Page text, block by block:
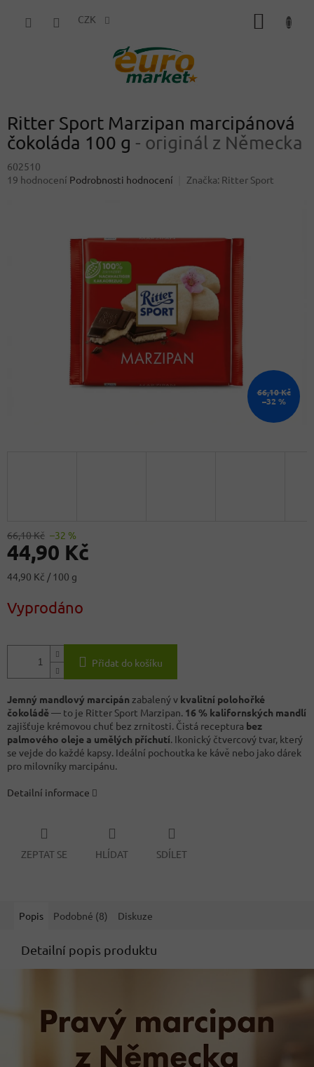
CZK
Ritter Sport Marzipan marcipánová
čokoláda 100 g - originál z Německa
602510
Průměrné
19 hodnocení Podrobnosti hodnocení Značka: Ritter Sport
66,10 Kč
–32 %
66,10 Kč –32 %
44,90 Kč
Měrná
44,90 Kč / 100 g
Vyprodáno
Přidat do košíku
Jemný mandlový marcipán zabalený v kvalitní polohořké
čokoládě— to je Ritter Sport Marzipan. 16 % kalifornských mandlí
zajišťuje krémovou chuť bez zrnitosti. Čistá receptura bez
palmového oleje a umělých příchutí. Ikonický čtvercový tvar, který
se vejde do každé kapsy. Ideální pochoutka ke kávě nebo jako dárek
pro milovníky marcipánu.
Detailní informace
ZEPTAT SE HLÍDAT SDÍLET
Popis Podobné (8) Diskuze
Detailní popis produktu